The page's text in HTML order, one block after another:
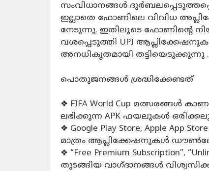
സംവിധാനങ്ങൾ
ഇല്ലാതെ ഫോണിലെ വിവിധ
നേടുന്നു. ഇതിലൂടെ ഫോണിന്റെ
വശപ്പെടുത്തി UPI
അനധികൃതമായി തട്ടിയെടുക്കുന്നു .
പൊതുജനങ്ങൾ ശ്രദ്ധിക്കേണ്ടത്
❖ FIFA World Cup മത്സരങ്ങൾ
ലഭിക്കുന്ന APK ഫയലുകൾ
❖ Google Play Store, Apple
മാത്രം ആപ്ലിക്കേഷനുകൾ
❖ “Free Premium Subscription”,
തുടങ്ങിയ വാഗ്ദാനങ്ങൾ